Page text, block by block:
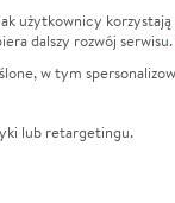
użytkownicy korzystają
dalszy rozwój serwisu.
w tym
lub retargetingu.